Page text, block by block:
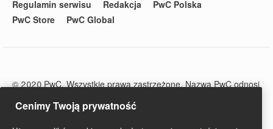
Regulamin serwisu Redakcja
PwC Polska
PwC Store
PwC Global
© 2020 PwC. Wszystkie prawa zastrzeżone. Nazwa PwC odnosi
stanowi odrębny podmiot prawny. Więcej informacji na stronie
Cenimy Twoją prywatność